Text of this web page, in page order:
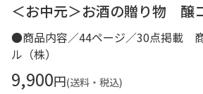
＜お中元＞お酒の贈り物 醸
●商品内容／44ページ／30点掲載
ル（株）
9,900円(送料・税込)